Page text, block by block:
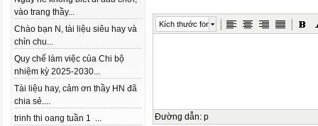
vào trang thầy...
Chào bạn N, tài liệu siêu hay và
chỉn chu...
Quy chế làm việc của Chi bộ
nhiệm kỳ 2025-2030...
Tài liệu hay, cảm ơn thầy HN đã
chia sẻ....
trinh thi oang tuần 1 ...
Kích thước font
Đường dẫn: p